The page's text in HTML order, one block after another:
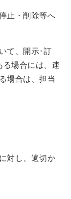
止・削除等へ
て、開示･訂
る場合には、速
場合は、担当
対し、適切か